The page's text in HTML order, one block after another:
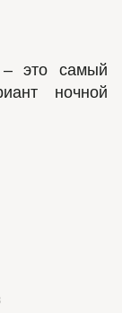
это самый
ночной